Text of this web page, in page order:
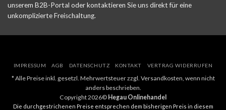
unserem B2B-Portal oder kontaktieren Sie uns direkt für eine
unkomplizierte Freischaltung.
IMPRESSUM AGB DATENSCHUTZ KONTAKT VERTRAG WIDERRUFEN
* Alle Preise inkl. gesetzl. Mehrwertsteuer zzgl. Versandkosten, wenn nicht
anders beschrieben.
Copyright 2026© Hegau Onlinehandel
Die durchgestrichenen Preise entsprechen dem bisherigen Preis in diesem